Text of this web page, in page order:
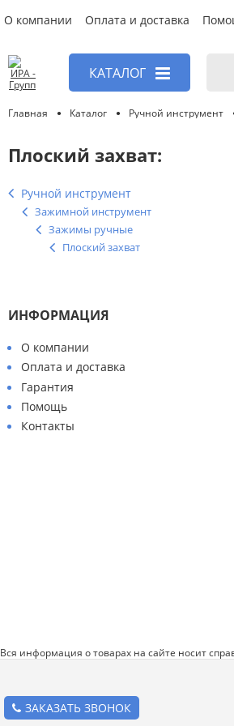
О компании Оплата и доставка
КАТАЛОГ
Оборудование
Новые товары
Главная Каталог Ручной инструмент
Плоский захват:
Ручной инструмент
Зажимной инструмент
Зажимы ручные
Плоский захват
ИНФОРМАЦИЯ
О компании
Оплата и доставка
Гарантия
Помощь
Контакты
Вся информация о товарах на сайте носит
ЗАКАЗАТЬ ЗВОНОК